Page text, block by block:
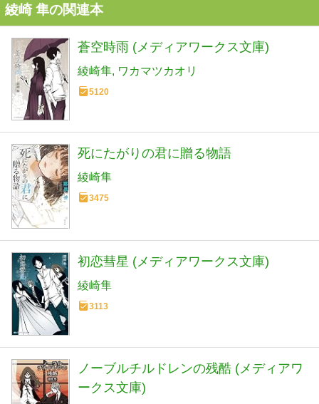
綾崎 隼の関連本
蒼空時雨 (メディアワークス文庫)
綾崎隼 ワカマツカオリ
5120
死にたがりの君に贈る物語
綾崎隼
3475
初恋彗星 (メディアワークス文庫)
綾崎隼
3113
ノーブルチルドレンの残酷 (メディアワ
ークス文庫)